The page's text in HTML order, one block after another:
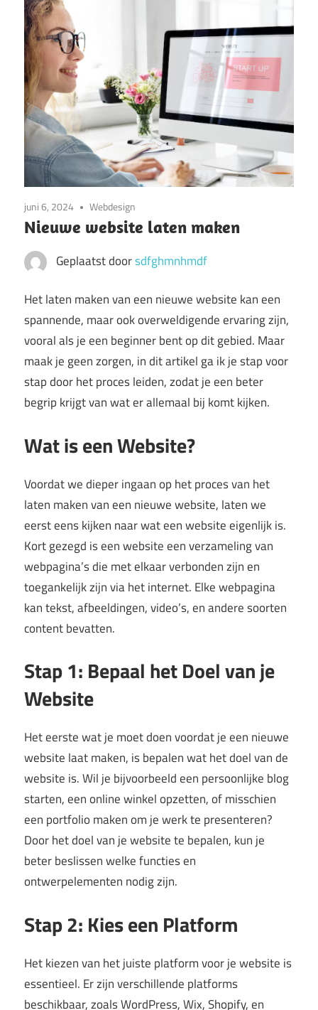
juni 6, 2024 Webdesign
Nieuwe website laten maken
Geplaatst doorsdfghmnhmdf
Het laten maken van een nieuwe website kan een
spannende, maar ook overweldigende ervaring zijn,
vooral als je een beginner bent op dit gebied. Maar
maak je geen zorgen, in dit artikel ga ik je stap voor
stap door het proces leiden, zodat je een beter
begrip krijgt van wat er allemaal bij komt kijken.
Wat is een Website?
Voordat we dieper ingaan op het proces van het
laten maken van een nieuwe website, laten we
eerst eens kijken naar wat een website eigenlijk is.
Kort gezegd is een website een verzameling van
webpagina’s die met elkaar verbonden zijn en
toegankelijk zijn via het internet. Elke webpagina
kan tekst, afbeeldingen, video’s, en andere soorten
content bevatten.
Stap 1: Bepaal het Doel van je
Website
Het eerste wat je moet doen voordat je een nieuwe
website laat maken, is bepalen wat het doel van de
website is. Wil je bijvoorbeeld een persoonlijke blog
starten, een online winkel opzetten, of misschien
een portfolio maken om je werk te presenteren?
Door het doel van je website te bepalen, kun je
beter beslissen welke functies en
ontwerpelementen nodig zijn.
Stap 2: Kies een Platform
Het kiezen van het juiste platform voor je website is
essentieel. Er zijn verschillende platforms
beschikbaar, zoals WordPress, Wix, Shopify, en